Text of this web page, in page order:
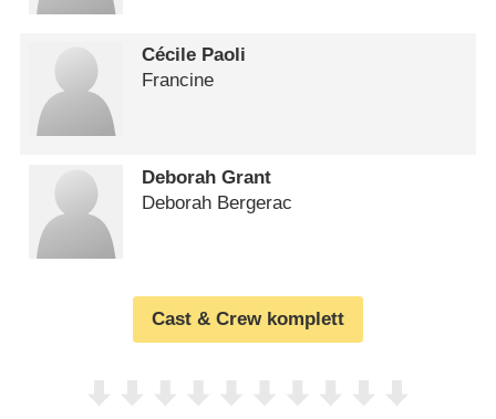
Cécile Paoli
Francine
Deborah Grant
Deborah Bergerac
Cast & Crew komplett